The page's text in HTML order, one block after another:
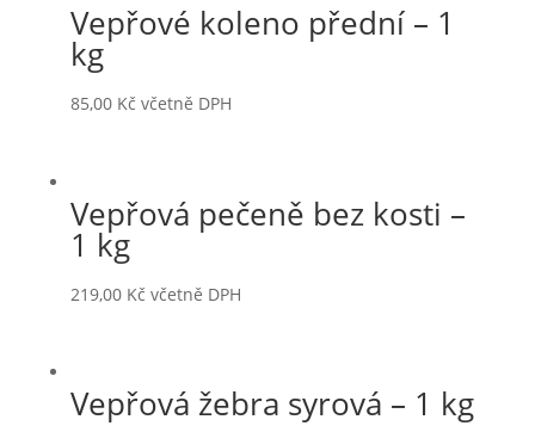
Vepřové koleno přední – 1
kg
85,00 Kč včetně DPH
Vepřová pečeně bez kosti –
1 kg
219,00 Kč včetně DPH
Vepřová žebra syrová – 1 kg